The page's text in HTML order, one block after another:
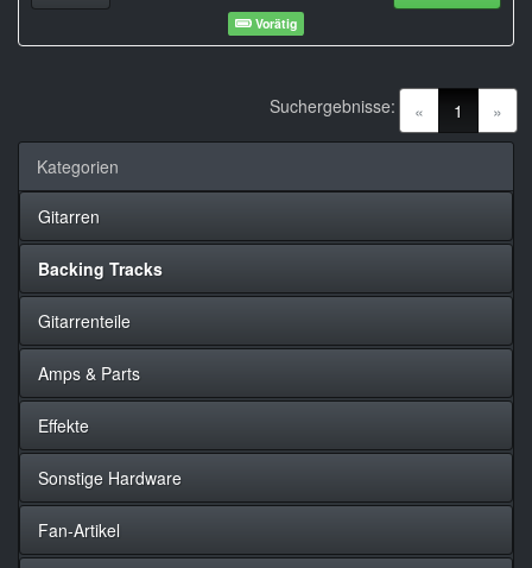
Vorätig
« 1 (current)
»
Suchergebnisse:
Kategorien
Gitarren
Backing Tracks
Gitarrenteile
Amps & Parts
Effekte
Sonstige Hardware
Fan-Artikel